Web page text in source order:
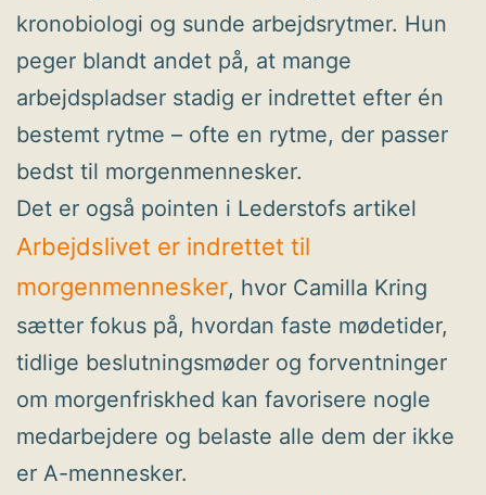
kronobiologi og sunde arbejdsrytmer. Hun
peger blandt andet på, at mange
arbejdspladser stadig er indrettet efter én
bestemt rytme – ofte en rytme, der passer
bedst til morgenmennesker.
Det er også pointen i Lederstofs artikel
Arbejdslivet er indrettet til
morgenmennesker, hvor Camilla Kring
sætter fokus på, hvordan faste mødetider,
tidlige beslutningsmøder og forventninger
om morgenfriskhed kan favorisere nogle
medarbejdere og belaste alle dem der ikke
er A-mennesker.